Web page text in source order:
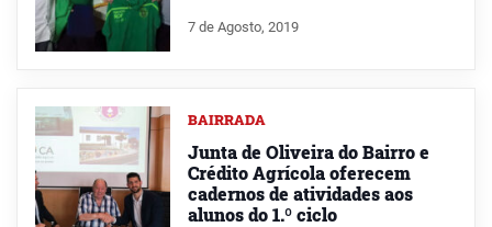
7 de Agosto, 2019
BAIRRADA
Junta de Oliveira do Bairro e
Crédito Agrícola oferecem
cadernos de atividades aos
alunos do 1.º ciclo